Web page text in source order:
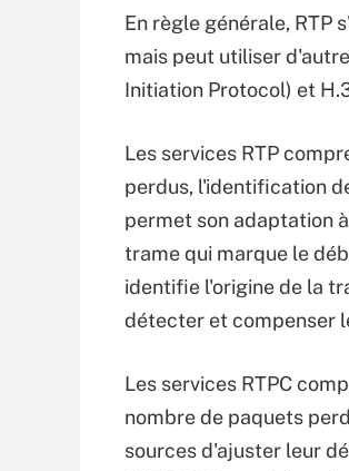
En règle générale, RTP
mais peut utiliser
Initiation Protocol) et
Les services RTP
perdus, l'identification
permet son adaptation
trame qui marque le
identifie l'origine de la
détecter et compenser
Les services RTPC
nombre de paquets
sources d'ajuster leur